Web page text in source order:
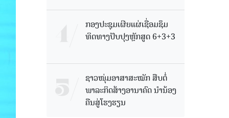
ກອງປະຊຸມເຜີຍແຜ່ເຊື່ອມຊຶມ
ທິດທາງປັບປຸງຫຼັກສູດ 6+3+3
ຊາວໜຸ່ມອາສາສະໝັກ ສືບຕໍ່
ພາລະກິດສ້າງອານາຄົດ ນໍານ້ອງ
ຄືນສູ່ໂຮງຮຽນ